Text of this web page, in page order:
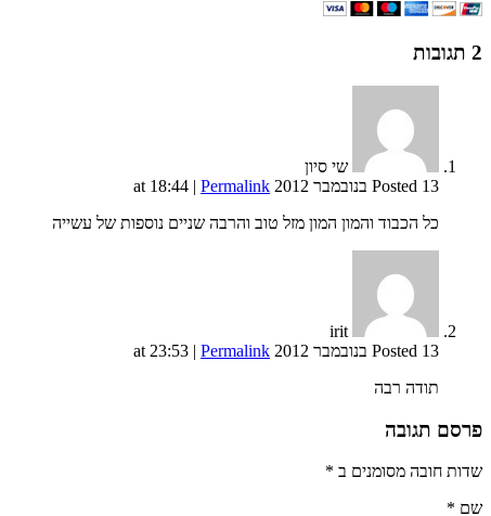
2 תגובות
שי סיון
Posted 13 בנובמבר 2012 at 18:44
| Permalink
כל הכבוד והמון המון מזל טוב והרבה שניים נוספות של עשייה
irit
Posted 13 בנובמבר 2012 at 23:53
| Permalink
תודה רבה
פרסם תגובה
שדות חובה מסומנים ב *
שם *